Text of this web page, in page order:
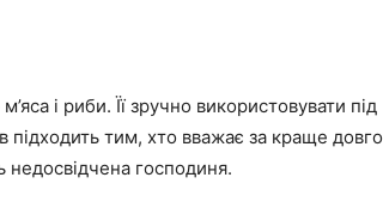
і риби. Її зручно використовувати під
підходить тим, хто вважає за краще довго
господиня.